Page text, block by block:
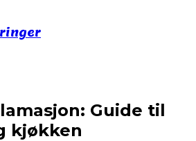
Guide til
kjøkken